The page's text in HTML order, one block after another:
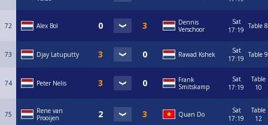
72 Alex Bol
Dennis
Verschoor
Sat
17:19 Table 8
73 Djay Latuputty Rawad Kshek
Sat
17:19 Table 9
74 Peter Nelis
Frank
Smitskamp
Sat
17:19
Table
10
75
Rene van
Prooijen
Quan Do
Sat
17:19
Table
12